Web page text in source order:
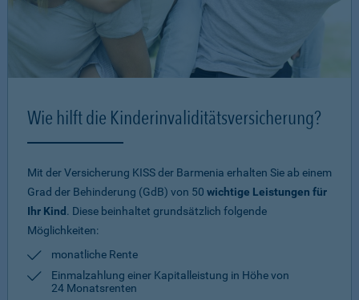
Wie hilft die Kinderinvaliditätsversicherung?
Mit der Versicherung KISS der Barmenia erhalten Sie ab einem
Grad der Behinderung (GdB) von 50 wichtige Leistungen für
Ihr Kind . Diese beinhaltet grundsätzlich folgende
Möglichkeiten:
monatliche Rente
Einmalzahlung einer Kapitalleistung in Höhe von
24 Monatsrenten